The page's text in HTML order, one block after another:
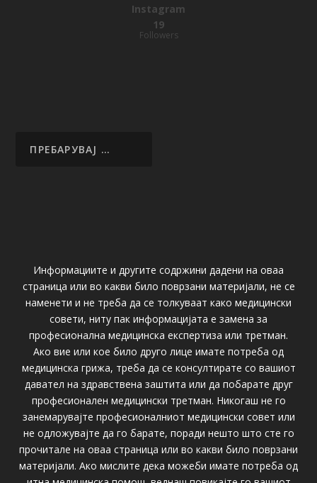
Instagram
19
Followers
Информациите и другите содржини дадени на оваа
страница или во какви било поврзани материјали, не се
наменети и не треба да се толкуваат како медицински
совети, ниту пак информацијата е замена за
професионална медицинска експертиза или третман.
Ако вие или кое било друго лице имате потреба од
медицинска грижа, треба да се консултирате со вашиот
давател на здравствена заштита или да побарате друг
професионален медицински третман. Никогаш не го
занемарувајте професионалниот медицински совет или
не одложувајте да го барате, поради нешто што сте го
прочитале на оваа страница или во какви било поврзани
материјали. Ако мислите дека можеби имате потреба од